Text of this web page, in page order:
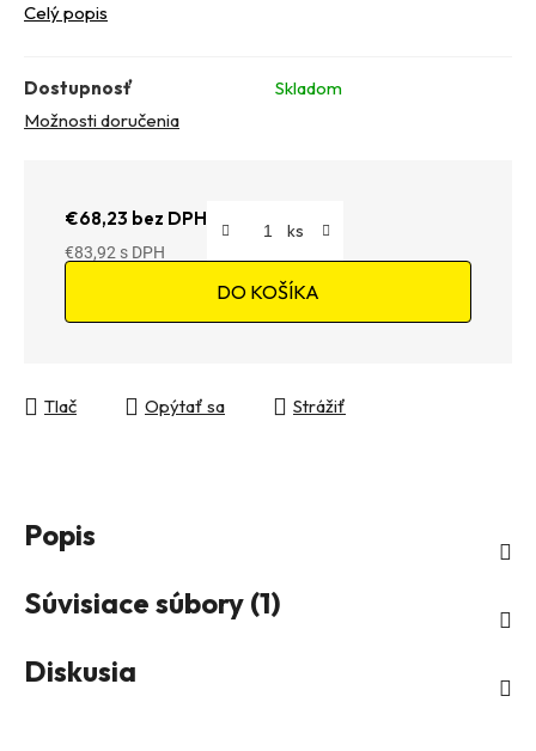
Celý popis
Dostupnosť
Skladom
Možnosti doručenia
€68,23 bez DPH
€83,92
DO KOŠÍKA
Tlač Opýtať sa Strážiť
Popis
Súvisiace súbory (1)
Diskusia